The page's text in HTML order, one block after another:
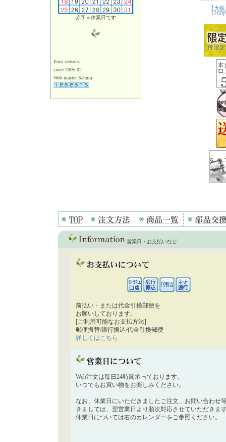
赤字＝休業日です
Four seasons
since 2005.02
Web master Sakura
営業日・お支払いなど
前払い・または代金引換郵便を
お願いしております。
[ご利用可能なお支払方法]
郵便振替/銀行振込/代金引換郵便
詳しくはこちら
Web注文は毎日24時間承っております。
いつでもお買い物をお楽しみください。
なお、休業日にいただきましたご注文、お問い合わせ
きましては、翌営業日より順次対応させていただきま
休業日については右のカレンダーをご参照ください。